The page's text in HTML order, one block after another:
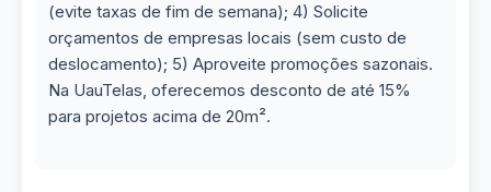
(evite taxas de fim de semana); 4) Solicite
orçamentos de empresas locais (sem custo de
deslocamento); 5) Aproveite promoções sazonais.
Na UauTelas, oferecemos desconto de até 15%
para projetos acima de 20m².